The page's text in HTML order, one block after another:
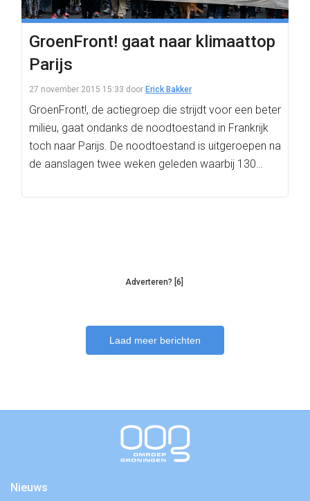
GroenFront! gaat naar klimaattop
Parijs
27 november 2015 15:33 door Erick Bakker
GroenFront!, de actiegroep die strijdt voor een beter
milieu, gaat ondanks de noodtoestand in Frankrijk
toch naar Parijs. De noodtoestand is uitgeroepen na
de aanslagen twee weken geleden waarbij 130…
Adverteren? [6]
Laad meer berichten
Nieuws